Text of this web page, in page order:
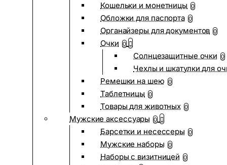
Кошельки и монетницы 0
Обложки для паспорта 0
Органайзеры для документов 0
Очки 0
Солнцезащитные очки 0
Чехлы и шкатулки для
Ремешки на шею 0
Таблетницы 0
Товары для животных 0
Мужские аксессуары 0
Барсетки и несессеры 0
Мужские наборы 0
Наборы с визитницей 0